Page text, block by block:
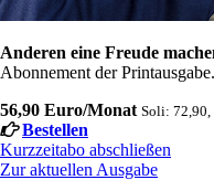
Anderen eine Freude
Abonnement der Printausgabe.
56,90 Euro/Monat Soli: 72,90,
Bestellen
Kurzzeitabo abschließen
Zur aktuellen Ausgabe